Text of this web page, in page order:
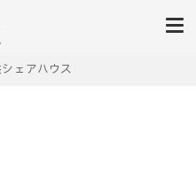
社
ェアハウス